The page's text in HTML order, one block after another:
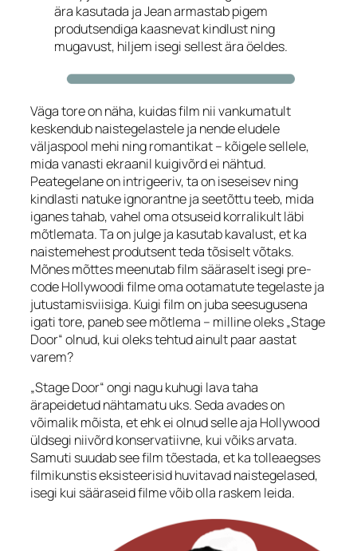
ära kasutada ja Jean armastab pigem
produtsendiga kaasnevat kindlust ning
mugavust, hiljem isegi sellest ära öeldes.
Väga tore on näha, kuidas film nii vankumatult
keskendub naistegelastele ja nende eludele
väljaspool mehi ning romantikat – kõigele sellele,
mida vanasti ekraanil kuigivõrd ei nähtud.
Peategelane on intrigeeriv, ta on iseseisev ning
kindlasti natuke ignorantne ja seetõttu teeb, mida
iganes tahab, vahel oma otsuseid korralikult läbi
mõtlemata. Ta on julge ja kasutab kavalust, et ka
naistemehest produtsent teda tõsiselt võtaks.
Mõnes mõttes meenutab film sääraselt isegi pre-
codeHollywoodi filme oma ootamatute tegelaste ja
jutustamisviisiga. Kuigi film on juba seesugusena
igati tore, paneb see mõtlema – milline oleks „Stage
Door“ olnud, kui oleks tehtud ainult paar aastat
varem?
„Stage Door“ ongi nagu kuhugi lava taha
ärapeidetud nähtamatu uks. Seda avades on
võimalik mõista, et ehk ei olnud selle aja Hollywood
üldsegi niivõrd konservatiivne, kui võiks arvata.
Samuti suudab see film tõestada, et ka tolleaegses
filmikunstis eksisteerisid huvitavad naistegelased,
isegi kui sääraseid filme võib olla raskem leida.